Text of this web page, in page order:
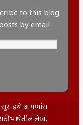
to this blog
by email.
सूर. इथे आपणांस
भाषेतील लेख,